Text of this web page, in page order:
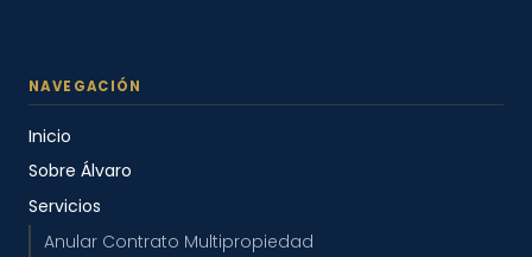
Inicio
Sobre Álvaro
Servicios
Anular Contrato Multipropiedad